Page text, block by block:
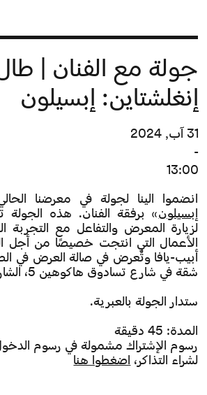
انضموا الينا لجولة في معرضنا
إبسيلون» برفقة الفنان. هذه
لزيارة المعرض والتفاعل مع التجربة
أبيب-يافا وتُعرض في صالة العرض في
شقة في شارع تسادوق هاكوهين 5، الشارع المحاذي للمركز.
ستدار الجولة بالعبرية.
المدة: 45 دقيقة
رسوم الإشتراك مشمولة في رسوم الدخول
لشراء التذاكر، اضغطوا هنا
جولة مع الفنان |
إنغلشتاين: إبسيلون
31 آب, 2024
-
13:00